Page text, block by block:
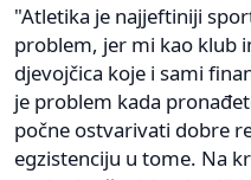
"Atletika je najjeftiniji
problem, jer mi kao klub
djevojčica koje i sami
je problem kada
počne ostvarivati dobre
egzistenciju u tome. Na